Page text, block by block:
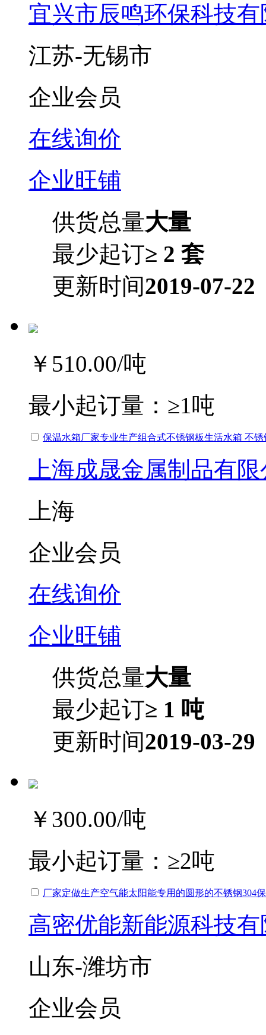
宜兴市辰鸣环保科技
江苏-无锡市
企业会员
在线询价
企业旺铺
供货总量大量
最少起订≥ 2 套
更新时间2019-07-22
￥510.00/吨
最小起订量： ≥1吨
保温水箱厂家专业生产组合式不锈钢板生活水箱 不
上海成晟金属制品有
上海
企业会员
在线询价
企业旺铺
供货总量大量
最少起订≥ 1 吨
更新时间2019-03-29
￥300.00/吨
最小起订量： ≥2吨
厂家定做生产空气能太阳能专用的圆形的不锈钢304
高密优能新能源科技
山东-潍坊市
企业会员